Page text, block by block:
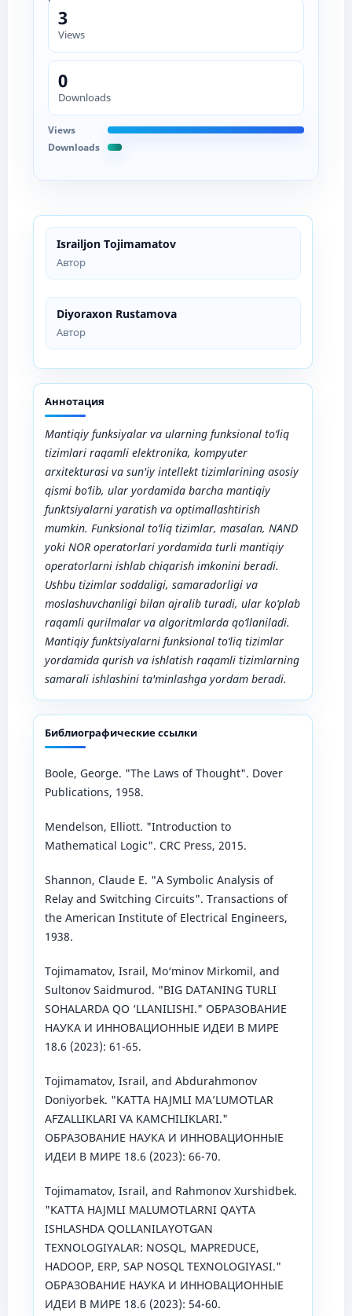
Israiljon Tojimamatov
Автор
Diyoraxon Rustamova
Автор
Аннотация
Mantiqiy funksiyalar va ularning funksional to‘liq
tizimlari raqamli elektronika, kompyuter
arxitekturasi va sun'iy intellekt tizimlarining asosiy
qismi bo‘lib, ular yordamida barcha mantiqiy
funktsiyalarni yaratish va optimallashtirish
mumkin. Funksional to‘liq tizimlar, masalan, NAND
yoki NOR operatorlari yordamida turli mantiqiy
operatorlarni ishlab chiqarish imkonini beradi.
Ushbu tizimlar soddaligi, samaradorligi va
moslashuvchanligi bilan ajralib turadi, ular ko‘plab
raqamli qurilmalar va algoritmlarda qo‘llaniladi.
Mantiqiy funktsiyalarni funksional to‘liq tizimlar
yordamida qurish va ishlatish raqamli tizimlarning
samarali ishlashini ta'minlashga yordam beradi.
Библиографические ссылки
Boole, George. "The Laws of Thought". Dover
Publications, 1958.
Mendelson, Elliott. "Introduction to
Mathematical Logic". CRC Press, 2015.
Shannon, Claude E. "A Symbolic Analysis of
Relay and Switching Circuits". Transactions of
the American Institute of Electrical Engineers,
1938.
Tojimamatov, Israil, Mo‘minov Mirkomil, and
Sultonov Saidmurod. "BIG DATANING TURLI
SOHALARDA QO ‘LLANILISHI." ОБРАЗОВАНИЕ
НАУКА И ИННОВАЦИОННЫЕ ИДЕИ В МИРЕ
18.6 (2023): 61-65.
Tojimamatov, Israil, and Abdurahmonov
Doniyorbek. "KATTA HAJMLI MA’LUMOTLAR
AFZALLIKLARI VA KAMCHILIKLARI."
ОБРАЗОВАНИЕ НАУКА И ИННОВАЦИОННЫЕ
ИДЕИ В МИРЕ 18.6 (2023): 66-70.
Tojimamatov, Israil, and Rahmonov Xurshidbek.
"KATTA HAJMLI MALUMOTLARNI QAYTA
ISHLASHDA QOLLANILAYOTGAN
TEXNOLOGIYALAR: NOSQL, MAPREDUCE,
HADOOP, ERP, SAP NOSQL TEXNOLOGIYASI."
ОБРАЗОВАНИЕ НАУКА И ИННОВАЦИОННЫЕ
ИДЕИ В МИРЕ 18.6 (2023): 54-60.
3
Views
0
Downloads
Views
Downloads